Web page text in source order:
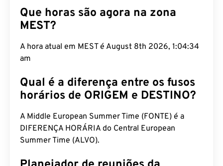
Que horas são agora na zona
MEST?
A hora atual em MEST é August 8th 2026, 1:04:35
am
Qual é a diferença entre os fusos
horários de ORIGEM e DESTINO?
A Middle European Summer Time (FONTE) é a
DIFERENÇA HORÁRIA do Central European
Summer Time (ALVO).